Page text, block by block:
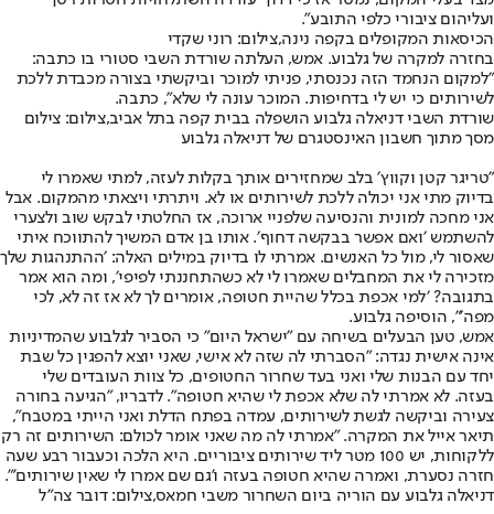
ועליהום ציבורי כלפי התובע".
הכיסאות המקופלים בקפה נינה,צילום: רוני שקדי
בחזרה למקרה של גלבוע. אמש, העלתה שורדת השבי סטורי בו כתבה:
״למקום הנחמד הזה נכנסתי, פניתי למוכר וביקשתי בצורה מכבדת ללכת
לשירותים כי יש לי בדחיפות. המוכר עונה לי שלא״, כתבה.
שורדת השבי דניאלה גלבוע הושפלה בבית קפה בתל אביב,צילום: צילום
מסך מתוך חשבון האינסטגרם של דניאלה גלבוע
״טריגר קטן וקווץ׳ בלב שמחזירים אותך בקלות לעזה, למתי שאמרו לי
בדיוק מתי אני יכולה ללכת לשירותים או לא. ויתרתי ויצאתי מהמקום. אבל
אני מחכה למונית והנסיעה שלפניי ארוכה, אז החלטתי לבקש שוב ולצערי
להשתמש ׳ואם אפשר בבקשה דחוף׳. אותו בן אדם המשיך להתווכח איתי
שאסור לי, מול כל האנשים. אמרתי לו בדיוק במילים האלה: ׳ההתנהגות שלך
מזכירה לי את המחבלים שאמרו לי לא כשהתחננתי לפיפי׳, ומה הוא אמר
בתגובה? ׳למי אכפת בכלל שהיית חטופה, אומרים לך לא אז זה לא, לכי
מפה׳״, הוסיפה גלבוע.
אמש, טען הבעלים בשיחה עם "ישראל היום״ כי הסביר לגלבוע שהמדיניות
אינה אישית נגדה: "הסברתי לה שזה לא אישי, שאני יוצא להפגין כל שבת
יחד עם הבנות שלי ואני בעד שחרור החטופים, כל צוות העובדים שלי
בעזה. לא אמרתי לה שלא אכפת לי שהיא חטופה". לדבריו, ״הגיעה בחורה
צעירה וביקשה לגשת לשירותים, עמדה בפתח הדלת ואני הייתי במטבח",
תיאר אייל את המקרה. "אמרתי לה מה שאני אומר לכולם: השירותים זה רק
ללקוחות, יש 100 מטר ליד שירותים ציבוריים. היא הלכה וכעבור רבע שעה
חזרה נסערת, ואמרה שהיא חטופה בעזה ו'גם שם אמרו לי שאין שירותים'".
דניאלה גלבוע עם הוריה ביום השחרור משבי חמאס,צילום: דובר צה"ל